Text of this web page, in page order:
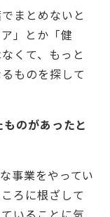
まとめないと
」とか「健
くて、もっと
ものを探して
のがあったと
事業をやってい
ろに根ざして